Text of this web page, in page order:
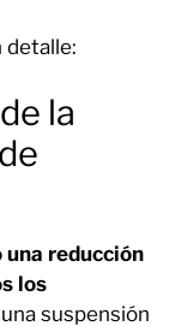
detalle:
la
reducción
los
suspensión